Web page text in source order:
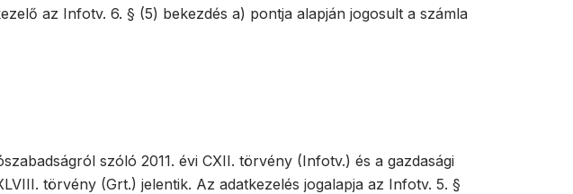
az Infotv. 6. § (5) bekezdés a) pontja alapján jogosult a számla
szóló 2011. évi CXII. törvény (Infotv.) és a gazdasági
törvény (Grt.) jelentik. Az adatkezelés jogalapja az Infotv. 5. §